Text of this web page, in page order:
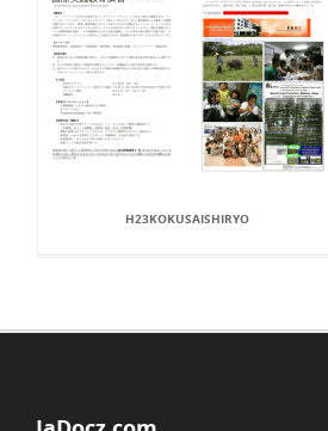
H23KOKUSAISHIRYO